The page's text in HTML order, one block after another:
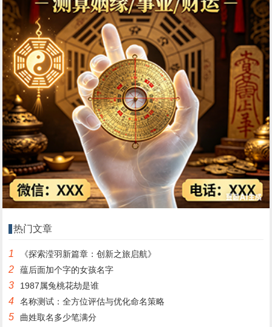
热门文章
1 《探索滢羽新篇章：创新之旅启航》
2 蕴后面加个字的女孩名字
3 1987属兔桃花劫是谁
4 名称测试：全方位评估与优化命名策略
5 曲姓取名多少笔满分